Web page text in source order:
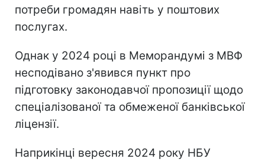
потреби громадян навіть у поштових
послугах.
Однак у 2024 році в Меморандумі з МВФ
несподівано з'явився пункт про
підготовку законодавчої пропозиції щодо
спеціалізованої та обмеженої банківської
ліцензії.
Наприкінці вересня 2024 року НБУ